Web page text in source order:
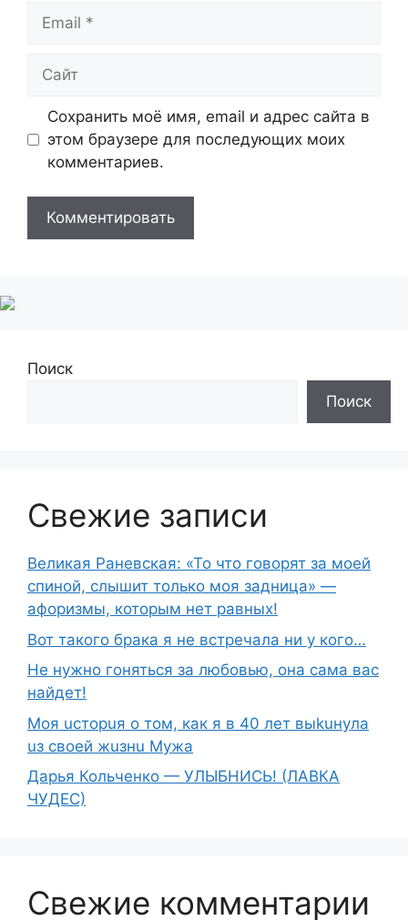
Сохранить моё имя, email и адрес сайта в
этом браузере для последующих моих
комментариев.
Поиск
Поиск
Свежие записи
Великая Раневская: «То что говорят за моей
спиной, слышит только моя задница» —
афоризмы, которым нет равных!
Вот такого брака я не встречала ни у кого…
Не нужно гоняться за любовью, она сама вас
найдет!
Moя ucтopuя о том, как я в 40 лет выkuнyлa
uз свoeй жuзнu Myжа
Дарья Кольченко — УЛЫБНИСЬ! (ЛАВКА
ЧУДЕС)
Свежие комментарии